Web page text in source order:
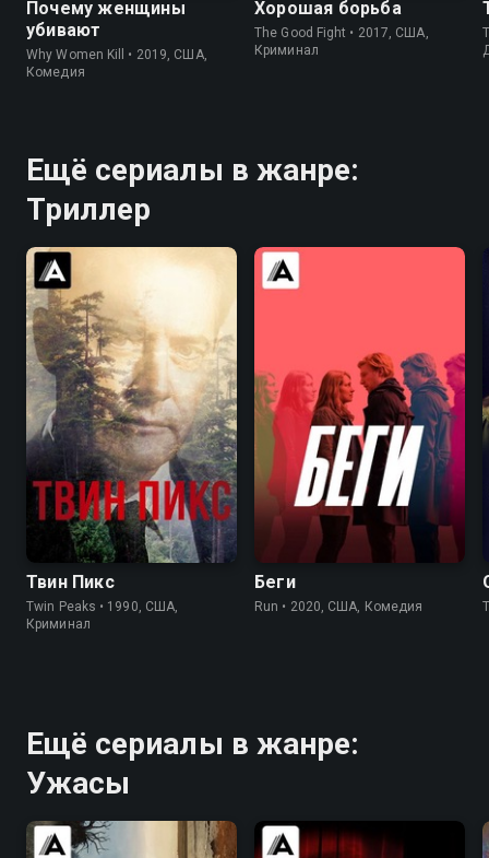
Почему женщины
убивают
Why Women Kill • 2019, США,
Комедия
Хорошая борьба
The Good Fight • 2017, США,
Криминал
Ещё сериалы в жанре:
Триллер
8.4 8.7
Твин Пикс
Twin Peaks • 1990, США,
Криминал
6.5 6.2
Беги
Run • 2020, США, Комедия
Ещё сериалы в жанре:
Ужасы